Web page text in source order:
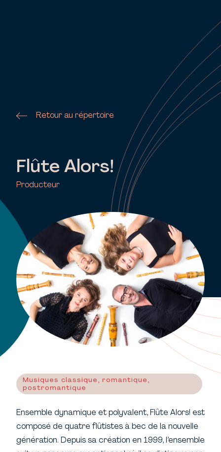
Retour au répertoire
Flûte Alors!
Producteur
Musiques classique, romantique,
postromantique
Ensemble dynamique et polyvalent, Flûte Alors! est
composé de quatre flûtistes à bec de la nouvelle
génération. Depuis sa création en 1999, l’ensemble